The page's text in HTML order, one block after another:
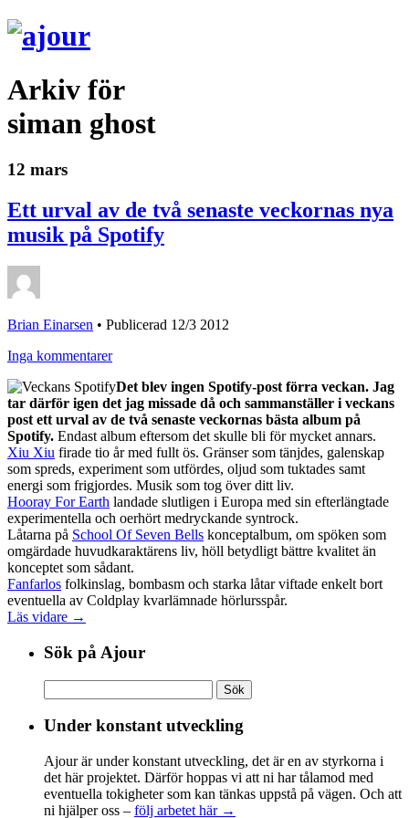
Arkiv för
siman ghost
12 mars
Ett urval av de två senaste veckornas nya
musik på Spotify
Brian Einarsen • Publicerad 12/3 2012
Inga kommentarer
Det blev ingen Spotify-post förra veckan. Jag
tar därför igen det jag missade då och sammanställer i veckans
post ett urval av de två senaste veckornas bästa album på
Spotify. Endast album eftersom det skulle bli för mycket annars.
Xiu Xiu firade tio år med fullt ös. Gränser som tänjdes, galenskap
som spreds, experiment som utfördes, oljud som tuktades samt
energi som frigjordes. Musik som tog över ditt liv.
Hooray For Earth landade slutligen i Europa med sin efterlängtade
experimentella och oerhört medryckande syntrock.
Låtarna på School Of Seven Bells konceptalbum, om spöken som
omgärdade huvudkaraktärens liv, höll betydligt bättre kvalitet än
konceptet som sådant.
Fanfarlos folkinslag, bombasm och starka låtar viftade enkelt bort
eventuella av Coldplay kvarlämnade hörlursspår.
Läs vidare →
Sök på Ajour
efter:
Under konstant utveckling
Ajour är under konstant utveckling, det är en av styrkorna i
det här projektet. Därför hoppas vi att ni har tålamod med
eventuella tokigheter som kan tänkas uppstå på vägen. Och att
ni hjälper oss – följ arbetet här →